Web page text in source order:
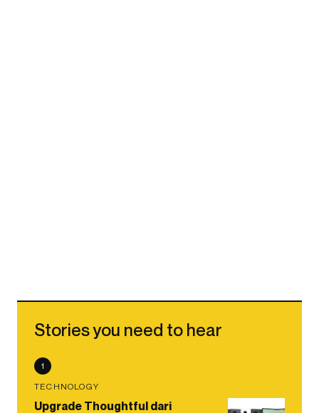
Stories you need to hear
1
TECHNOLOGY
Upgrade Thoughtful dari